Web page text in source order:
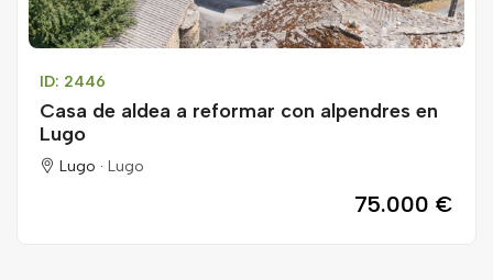
ID: 2446
Casa de aldea a reformar con alpendres en
Lugo
Lugo · Lugo
75.000 €